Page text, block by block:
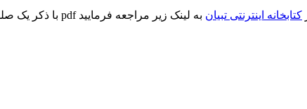
کتابخانه اینترنتی تبیان